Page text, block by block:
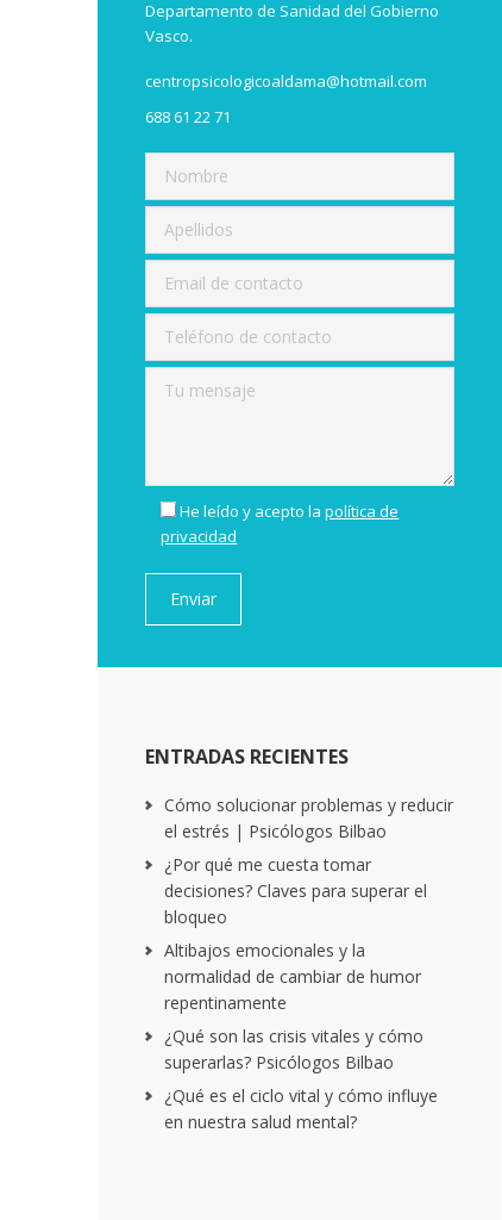
Departamento de Sanidad del Gobierno
Vasco.
centropsicologicoaldama@hotmail.com
688 61 22 71
He leído y acepto lapolítica de
privacidad
ENTRADAS RECIENTES
Cómo solucionar problemas y reducir
el estrés | Psicólogos Bilbao
¿Por qué me cuesta tomar
decisiones? Claves para superar el
bloqueo
Altibajos emocionales y la
normalidad de cambiar de humor
repentinamente
¿Qué son las crisis vitales y cómo
superarlas? Psicólogos Bilbao
¿Qué es el ciclo vital y cómo influye
en nuestra salud mental?